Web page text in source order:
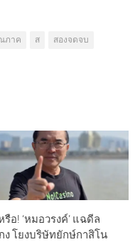
ภาค ส
สองจดจบ
รือ! ‘หมอวรงค์’ แฉดีล
ง โยงบริษัทยักษ์กาสิโน